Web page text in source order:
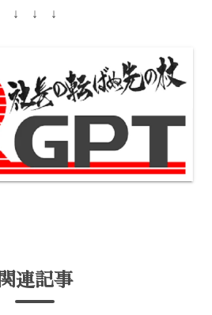
↓ ↓ ↓
関連記事